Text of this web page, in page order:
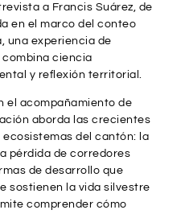
a Francis Suárez , de
en el marco del conteo
una experiencia de
ciencia
y reflexión territorial.
el acompañamiento de
aborda las crecientes
del cantón: la
pérdida de corredores
de desarrollo que
sostienen la vida silvestre
comprender cómo